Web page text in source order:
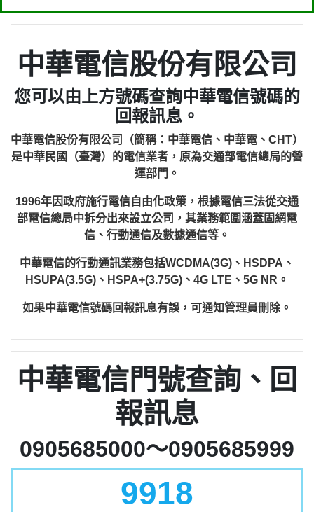
中華電信股份有限公司
您可以由上方號碼查詢中華電信號碼的
回報訊息。
中華電信股份有限公司（簡稱：中華電信、中華電、CHT）
是中華民國（臺灣）的電信業者，原為交通部電信總局的營
運部門。
1996年因政府施行電信自由化政策，根據電信三法從交通
部電信總局中拆分出來設立公司，其業務範圍涵蓋固網電
信、行動通信及數據通信等。
中華電信的行動通訊業務包括WCDMA(3G)、HSDPA、
HSUPA(3.5G)、HSPA+(3.75G)、4G LTE、5G NR。
如果中華電信號碼回報訊息有誤，可通知管理員刪除。
中華電信門號查詢、回
報訊息
0905685000～0905685999
9918